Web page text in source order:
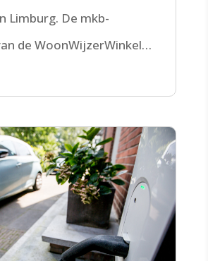
Limburg. De mkb-
de WoonWijzerWinkel
voor je klaar.